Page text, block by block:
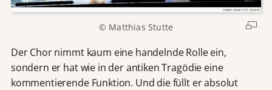
© Matthias Stutte
Der Chor nimmt kaum eine handelnde Rolle ein,
sondern er hat wie in der antiken Tragödie eine
kommentierende Funktion. Und die füllt er absolut